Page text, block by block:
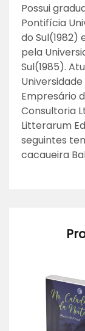
Possui
Pontifícia
do Sul(1982)
pela
Sul(1985).
Empresário
Consultoria
Litterarum
seguintes
cacaueira